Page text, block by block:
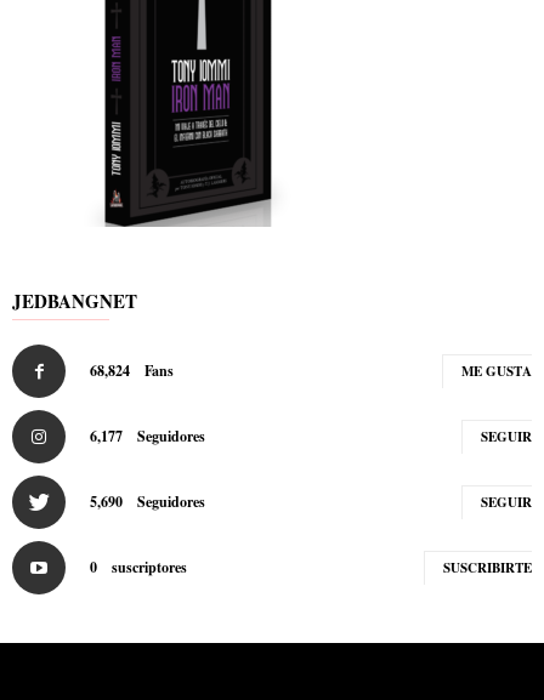
JEDBANGNET
68,824 Fans ME GUSTA
6,177 Seguidores SEGUIR
5,690 Seguidores SEGUIR
0 suscriptores SUSCRIBIRTE